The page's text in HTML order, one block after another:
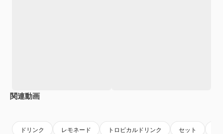
関連動画
ドリンク レモネード トロピカルドリンク セット